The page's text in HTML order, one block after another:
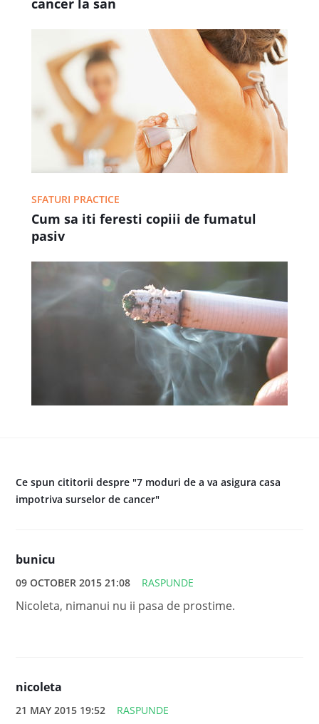
SFATURI PRACTICE
Cum sa iti feresti copiii de fumatul
pasiv
Ce spun cititorii despre "7 moduri de a va asigura casa
impotriva surselor de cancer"
bunicu
09 OCTOBER 2015 21:08 RASPUNDE
Nicoleta, nimanui nu ii pasa de prostime.
nicoleta
21 MAY 2015 19:52 RASPUNDE